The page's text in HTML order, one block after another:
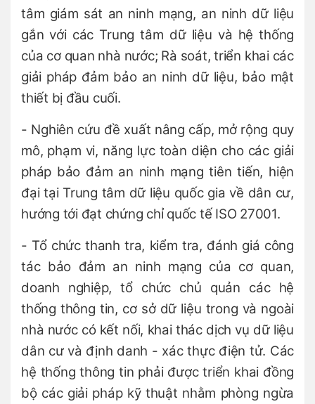
tâm giám sát an ninh mạng, an ninh dữ liệu
gắn với các Trung tâm dữ liệu và hệ thống
của cơ quan nhà nước; Rà soát, triển khai các
giải pháp đảm bảo an ninh dữ liệu, bảo mật
thiết bị đầu cuối.
- Nghiên cứu đề xuất nâng cấp, mở rộng quy
mô, phạm vi, năng lực toàn diện cho các giải
pháp bảo đảm an ninh mạng tiên tiến, hiện
đại tại Trung tâm dữ liệu quốc gia về dân cư,
hướng tới đạt chứng chỉ quốc tế ISO 27001.
- Tổ chức thanh tra, kiểm tra, đánh giá công
tác bảo đảm an ninh mạng của cơ quan,
doanh nghiệp, tổ chức chủ quản các hệ
thống thông tin, cơ sở dữ liệu trong và ngoài
nhà nước có kết nối, khai thác dịch vụ dữ liệu
dân cư và định danh - xác thực điện tử. Các
hệ thống thông tin phải được triển khai đồng
bộ các giải pháp kỹ thuật nhằm phòng ngừa